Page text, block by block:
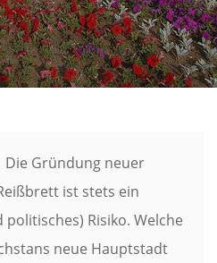
Die Gründung neuer
ist stets ein
Risiko. Welche
neue Hauptstadt